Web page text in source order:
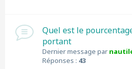
Quel est le
portant
Dernier message par
Réponses : 43